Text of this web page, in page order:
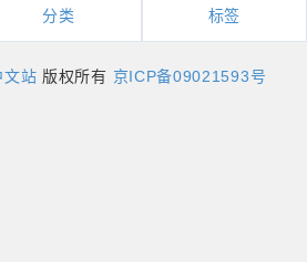
分类 标签
文站 版权所有 京ICP备09021593号